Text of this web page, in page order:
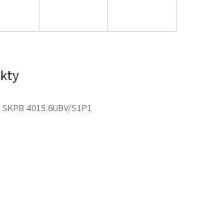
SKPB 4015.6UBV/S1P1